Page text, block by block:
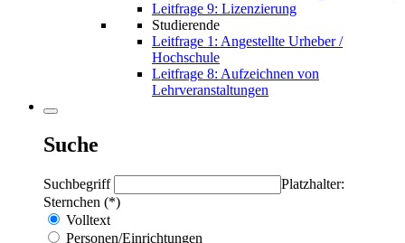
Leitfrage 9: Lizenzierung
Studierende
Leitfrage 1: Angestellte Urheber /
Hochschule
Leitfrage 8: Aufzeichnen von
Lehrveranstaltungen
Suche
Suchbegriff
Platzhalter:
Sternchen (*)
Volltext
Personen/Einrichtungen